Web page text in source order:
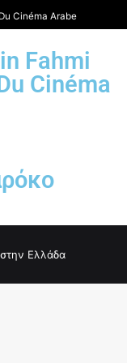
Cinéma Arabe
Fahmi
Cinéma
Ελλάδα